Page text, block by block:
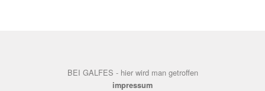
BEI GALFES - hier wird man getroffen
impressum